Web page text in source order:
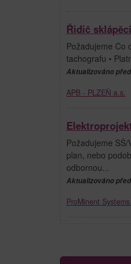
Řidič
Požadujeme Co
tachografu •
Aktualizováno
APB - PLZEŇ a.s.
Požadujeme
plan, nebo
odbornou...
Aktualizováno
ProMinent